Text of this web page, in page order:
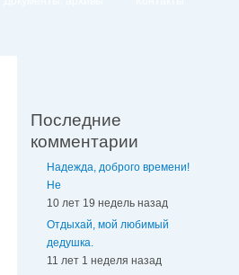
Последние
комментарии
Надежда, доброго времени!
Не
10 лет 19 недель назад
Отдыхай, мой любимый
дедушка.
11 лет 1 неделя назад